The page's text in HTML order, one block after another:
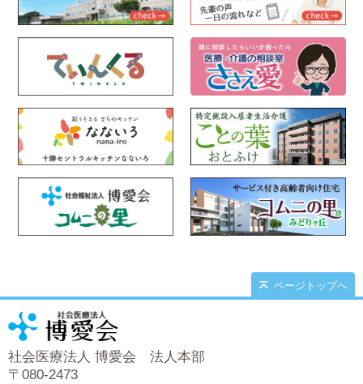
ページトップへ
社会医療法人 博愛会 法人本部
〒080-2473